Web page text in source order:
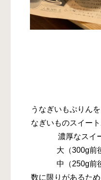
うなぎいもぷりん
なぎいものスイー
濃厚なスイ
大（300g前
中（250g前
数に限りがあるた